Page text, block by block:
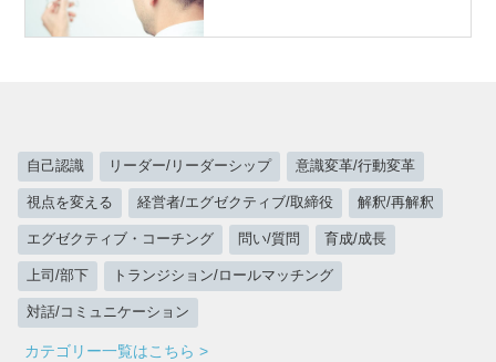
自己認識 リーダー/リーダーシップ 意識変革/行動変革
視点を変える 経営者/エグゼクティブ/取締役 解釈/再解釈
エグゼクティブ・コーチング 問い/質問 育成/成長
上司/部下 トランジション/ロールマッチング
対話/コミュニケーション
カテゴリー一覧はこちら >